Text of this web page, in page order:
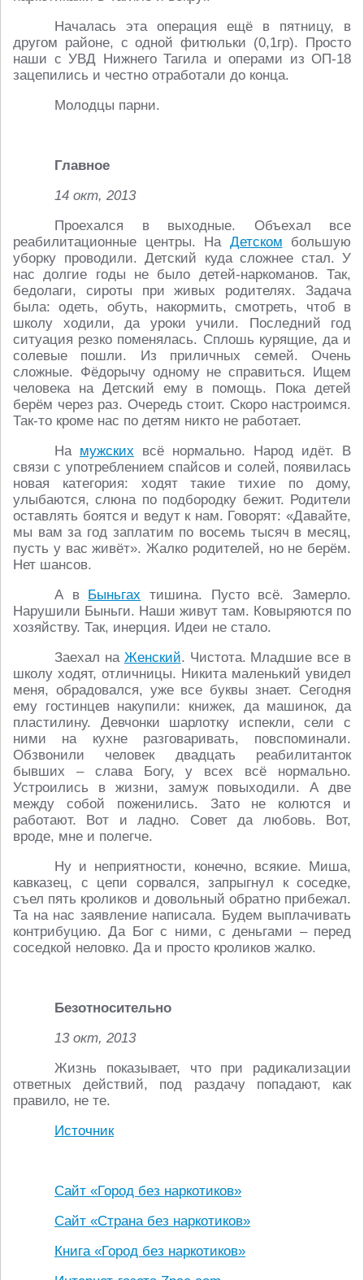
Началась эта операция ещё в пятницу, в
другом районе, с одной фитюльки (0,1гр). Просто
наши с УВД Нижнего Тагила и операми из ОП-18
зацепились и честно отработали до конца.
Молодцы парни.
Главное
14 окт, 2013
Проехался в выходные. Объехал все
реабилитационные центры. На Детском большую
уборку проводили. Детский куда сложнее стал. У
нас долгие годы не было детей-наркоманов. Так,
бедолаги, сироты при живых родителях. Задача
была: одеть, обуть, накормить, смотреть, чтоб в
школу ходили, да уроки учили. Последний год
ситуация резко поменялась. Сплошь курящие, да и
солевые пошли. Из приличных семей. Очень
сложные. Фёдорычу одному не справиться. Ищем
человека на Детский ему в помощь. Пока детей
берём через раз. Очередь стоит. Скоро настроимся.
Так-то кроме нас по детям никто не работает.
На мужских всё нормально. Народ идёт. В
связи с употреблением спайсов и солей, появилась
новая категория: ходят такие тихие по дому,
улыбаются, слюна по подбородку бежит. Родители
оставлять боятся и ведут к нам. Говорят: «Давайте,
мы вам за год заплатим по восемь тысяч в месяц,
пусть у вас живёт». Жалко родителей, но не берём.
Нет шансов.
А в Быньгах тишина. Пусто всё. Замерло.
Нарушили Быньги. Наши живут там. Ковыряются по
хозяйству. Так, инерция. Идеи не стало.
Заехал на Женский. Чистота. Младшие все в
школу ходят, отличницы. Никита маленький увидел
меня, обрадовался, уже все буквы знает. Сегодня
ему гостинцев накупили: книжек, да машинок, да
пластилину. Девчонки шарлотку испекли, сели с
ними на кухне разговаривать, повспоминали.
Обзвонили человек двадцать реабилитанток
бывших – слава Богу, у всех всё нормально.
Устроились в жизни, замуж повыходили. А две
между собой поженились. Зато не колются и
работают. Вот и ладно. Совет да любовь. Вот,
вроде, мне и полегче.
Ну и неприятности, конечно, всякие. Миша,
кавказец, с цепи сорвался, запрыгнул к соседке,
съел пять кроликов и довольный обратно прибежал.
Та на нас заявление написала. Будем выплачивать
контрибуцию. Да Бог с ними, с деньгами – перед
соседкой неловко. Да и просто кроликов жалко.
Безотносительно
13 окт, 2013
Жизнь показывает, что при радикализации
ответных действий, под раздачу попадают, как
правило, не те.
Источник
Сайт «Город без наркотиков»
Сайт «Страна без наркотиков»
Книга «Город без наркотиков»